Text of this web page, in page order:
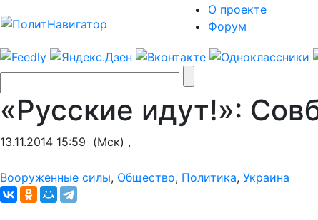
О проекте
Форум
«Русские идут!»:
13.11.2014 15:59 (Мск) ,
Вооруженные силы, Общество, Политика, Украина